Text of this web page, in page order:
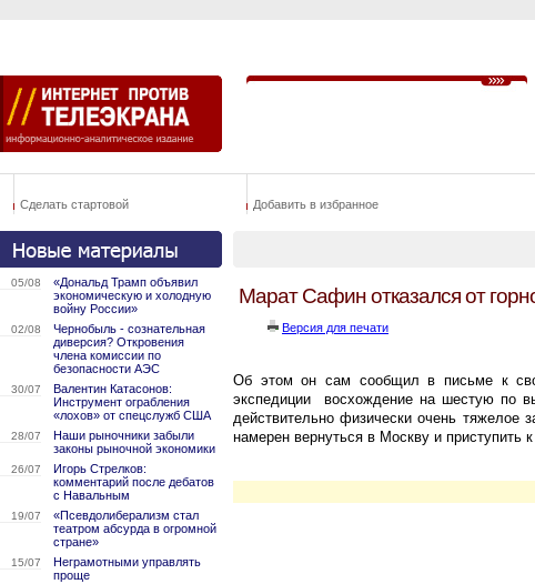
Сделать стартовой Добавить в избранное
05/08
«Дональд Трамп объявил
экономическую и холодную
войну России»
02/08
Чернобыль - сознательная
диверсия? Откровения
члена комиссии по
безопасности АЭС
30/07
Валентин Катасонов:
Инструмент ограбления
«лохов» от спецслужб США
28/07
Наши рыночники забыли
законы рыночной экономики
26/07
Игорь Стрелков:
комментарий после дебатов
с Навальным
19/07
«Псевдолиберализм стал
театром абсурда в огромной
стране»
15/07
Неграмотными управлять
проще
Марат Сафин отказался от
Версия для печати
Об этом он сам сообщил в письме к
экспедиции
восхождение на шестую по
действительно физически очень тяжелое
намерен вернуться в Москву и приступить